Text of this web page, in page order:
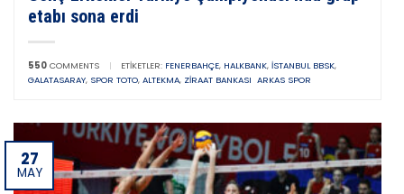
etabı sona erdi
550 COMMENTS | ETIKETLER: FENERBAHÇE, HALKBANK, İSTANBUL BBSK,
GALATASARAY, SPOR TOTO, ALTEKMA, ZIRAAT BANKASI ARKAS SPOR
27
MAY